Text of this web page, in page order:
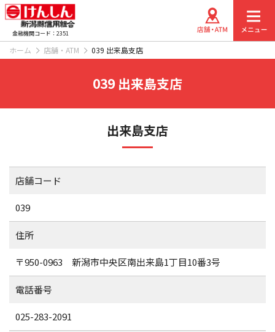
金融機関コード：2351
ホーム 店舗・ATM 039 出来島支店
039 出来島支店
出来島支店
店舗コード
039
住所
〒950-0963 新潟市中央区南出来島1丁目10番3号
電話番号
025-283-2091